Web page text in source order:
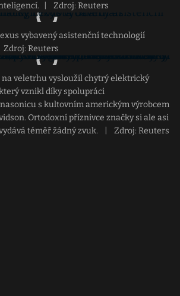
Zdroj: Reuters
vybavený asistenční technologií
Zdroj: Reuters
veletrhu vysloužil chytrý elektrický
vznikl díky spolupráci
s kultovním americkým výrobcem
Ortodoxní příznivce značky si ale asi
téměř žádný zvuk.
Zdroj: Reuters